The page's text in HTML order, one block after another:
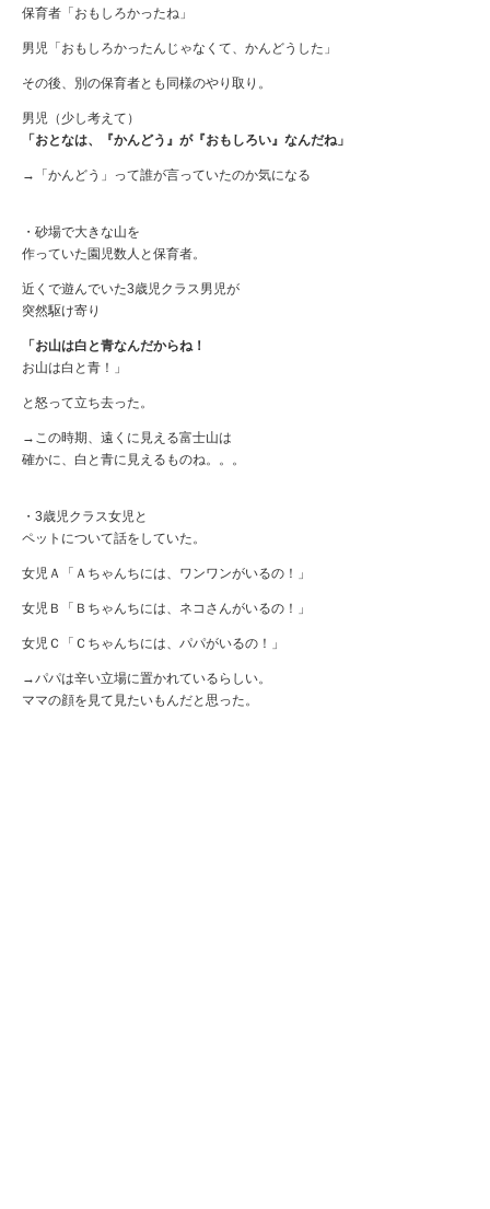
保育者「おもしろかったね」
男児「おもしろかったんじゃなくて、かんどうした」
その後、別の保育者とも同様のやり取り。
男児（少し考えて）
「おとなは、『かんどう』が『おもしろい』なんだね」
→「かんどう」って誰が言っていたのか気になる
・砂場で大きな山を
作っていた園児数人と保育者。
近くで遊んでいた3歳児クラス男児が
突然駆け寄り
「お山は白と青なんだからね！
お山は白と青！」
と怒って立ち去った。
→この時期、遠くに見える富士山は
確かに、白と青に見えるものね。。。
・3歳児クラス女児と
ペットについて話をしていた。
女児Ａ「Ａちゃんちには、ワンワンがいるの！」
女児Ｂ「Ｂちゃんちには、ネコさんがいるの！」
女児Ｃ「Ｃちゃんちには、パパがいるの！」
→パパは辛い立場に置かれているらしい。
ママの顔を見て見たいもんだと思った。